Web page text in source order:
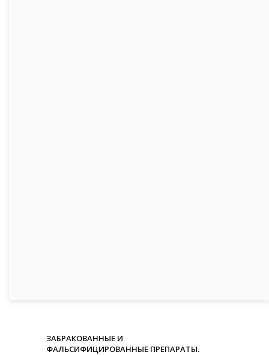
ЗАБРАКОВАННЫЕ И
ФАЛЬСИФИЦИРОВАННЫЕ ПРЕПАРАТЫ.